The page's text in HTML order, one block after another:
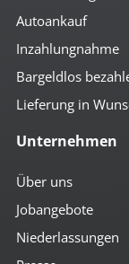
Autoankauf
Inzahlungnahme
Bargeldlos
Lieferung in
Unternehmen
Über uns
Jobangebote
Niederlassungen